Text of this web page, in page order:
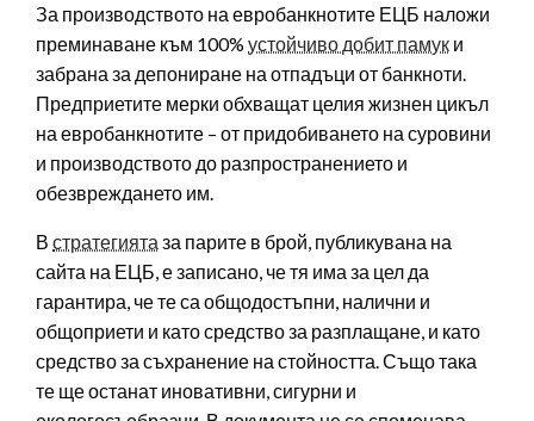
За производството на евробанкнотите ЕЦБ наложи
преминаване към 100% устойчиво добит памук и
забрана за депониране на отпадъци от банкноти.
Предприетите мерки обхващат целия жизнен цикъл
на евробанкнотите – от придобиването на суровини
и производството до разпространението и
обезвреждането им.
В стратегията за парите в брой, публикувана на
сайта на ЕЦБ, е записано, че тя има за цел да
гарантира, че те са общодостъпни, налични и
общоприети и като средство за разплащане, и като
средство за съхранение на стойността. Също така
те ще останат иновативни, сигурни и